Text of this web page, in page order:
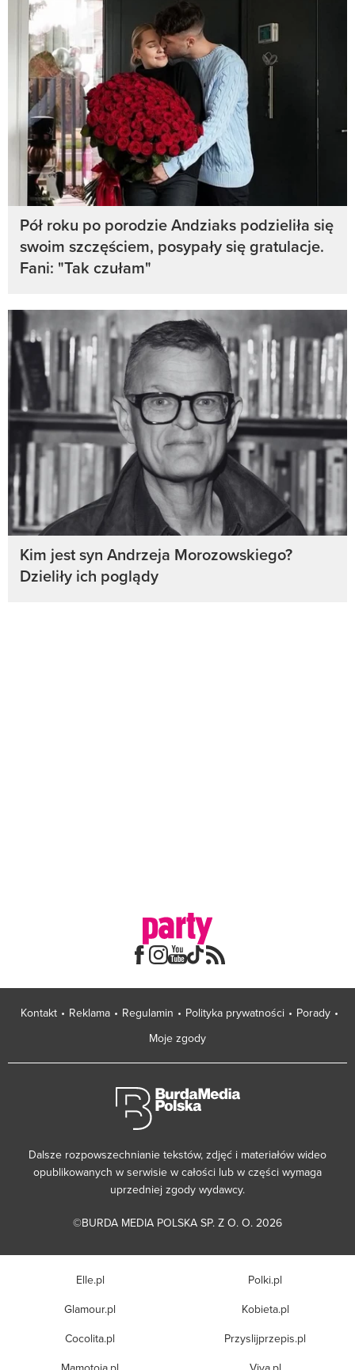
Pół roku po porodzie Andziaks podzieliła się
swoim szczęściem, posypały się gratulacje.
Fani: "Tak czułam"
Kim jest syn Andrzeja Morozowskiego?
Dzieliły ich poglądy
Kontakt Reklama Regulamin Polityka prywatności
Porady
Moje zgody
Dalsze rozpowszechnianie tekstów, zdjęć i materiałów wideo
opublikowanych w serwisie w całości lub w części wymaga
uprzedniej zgody wydawcy.
©BURDA MEDIA POLSKA SP. Z O. O. 2026
Elle.pl
Glamour.pl
Cocolita.pl
Polki.pl
Kobieta.pl
Przyslijprzepis.pl